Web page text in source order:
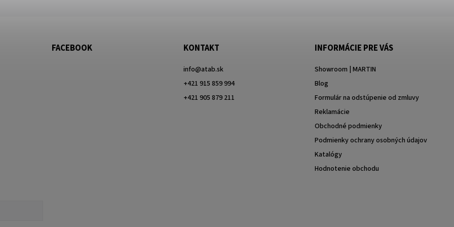
FACEBOOK KONTAKT
info@atab.sk
+421 915 859 994
+421 905 879 211
INFORMÁCIE PRE VÁS
Showroom | MARTIN
Blog
Formulár na odstúpenie od zmluvy
Reklamácie
Obchodné podmienky
Podmienky ochrany osobných údajov
Katalógy
Hodnotenie obchodu